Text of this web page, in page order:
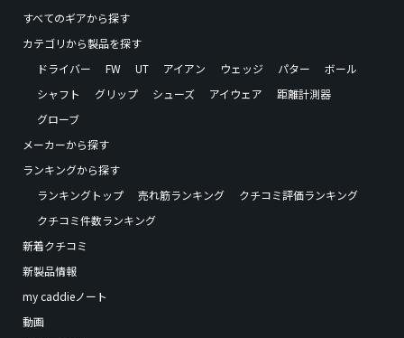
すべてのギアから探す
カテゴリから製品を探す
ドライバー
FW UT アイアン ウェッジ パター
ボール
シャフト
グリップ シューズ アイウェア
距離計測器
グローブ
メーカーから探す
ランキングから探す
ランキングトップ
売れ筋ランキング
クチコミ評価ランキング
クチコミ件数ランキング
新着クチコミ
新製品情報
my caddieノート
動画